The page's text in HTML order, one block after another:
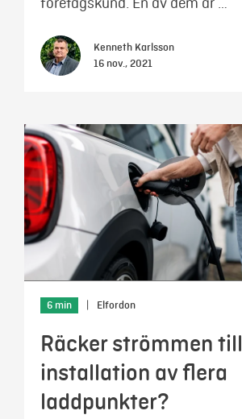
Kenneth Karlsson
16 nov., 2021
6 min Elfordon
Räcker strömmen till
installation av flera
laddpunkter?